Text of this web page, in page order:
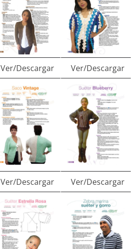
Ver/Descargar Ver/Descargar
Ver/Descargar Ver/Descargar